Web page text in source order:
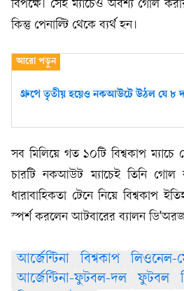
বিপক্ষে। সেই ম্যাচেও অবশ্য গোল
কিন্তু পেনাল্টি থেকে ব্যর্থ হন।
গ্রুপে তৃতীয় হয়েও নকআউটে উঠল যে ৮
সব মিলিয়ে গত ১০টি বিশ্বকাপ ম্যাচে
চারটি নকআউট ম্যাচেই তিনি
ধারাবাহিকতা টেনে নিয়ে বিশ্বকাপ
স্পর্শ করলেন আটবারের ব্যালন
আর্জেন্টিনা বিশ্বকাপ
লিওনেল-
আর্জেন্টিনা-ফুটবল-দল
ফুটবল